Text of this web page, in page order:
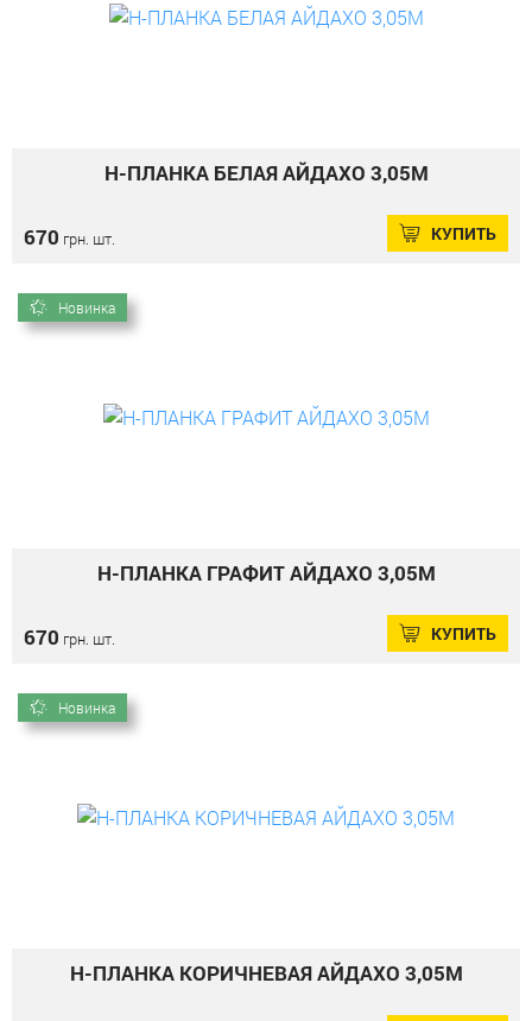
Н-ПЛАНКА БЕЛАЯ АЙДАХО 3,05М
670 грн. шт. КУПИТЬ
Новинка
Н-ПЛАНКА ГРАФИТ АЙДАХО 3,05М
670 грн. шт. КУПИТЬ
Новинка
Н-ПЛАНКА КОРИЧНЕВАЯ АЙДАХО 3,05М